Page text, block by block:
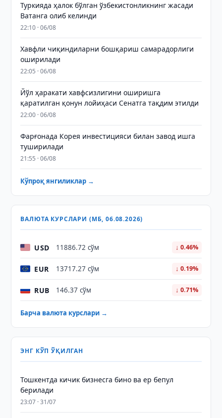
Туркияда ҳалок бўлган ўзбекистонликнинг жасади
Ватанга олиб келинди
22:10 · 06/08
Хавфли чиқиндиларни бошқариш самарадорлиги
оширилади
22:05 · 06/08
Йўл ҳаракати хавфсизлигини оширишга
қаратилган қонун лойиҳаси Сенатга тақдим этилди
22:00 · 06/08
Фарғонада Корея инвестицияси билан завод ишга
туширилади
21:55 · 06/08
Кўпроқ янгиликлар →
ВАЛЮТА КУРСЛАРИ (МБ, 06.08.2026)
USD 11886.72 сўм ↓ 0.46%
EUR 13717.27 сўм ↓ 0.19%
RUB 146.37 сўм ↓ 0.71%
Барча валюта курслари →
ЭНГ КЎП ЎҚИЛГАН
Тошкентда кичик бизнесга бино ва ер бепул
берилади
23:07 · 31/07